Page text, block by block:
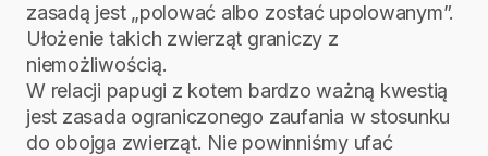
zasadą jest „polować albo zostać upolowanym”.
Ułożenie takich zwierząt graniczy z
niemożliwością.
W relacji papugi z kotem bardzo ważną kwestią
jest zasada ograniczonego zaufania w stosunku
do obojga zwierząt. Nie powinniśmy ufać